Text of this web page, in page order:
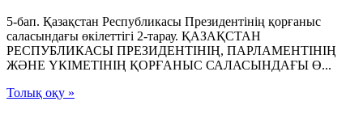
5-бап. Қазақстан Республикасы Президентінің қорғаныс
саласындағы өкілеттігі 2-тарау. ҚАЗАҚСТАН
РЕСПУБЛИКАСЫ ПРЕЗИДЕНТIНIҢ, ПАРЛАМЕНТIНIҢ
ЖӘНЕ ҮКIМЕТIНIҢ ҚОРҒАНЫС САЛАСЫНДАҒЫ Ө...
Толық оқу »